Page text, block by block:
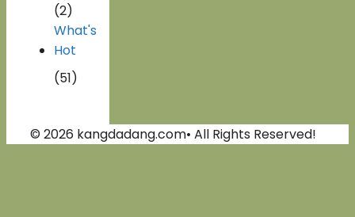
(2)
What's
Hot
(51)
© 2026 kangdadang.com• All Rights Reserved!